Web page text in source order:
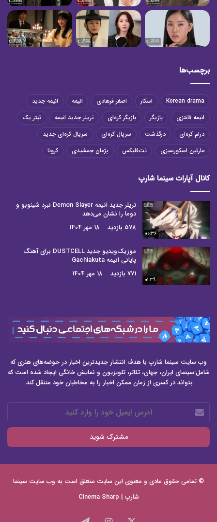
برچسب‌ها
Korean drama اسکار اصغر فرهادی انیمه
انیمه جدید
انیمه فانتزی
بازیگر بازیگر کره‌ای تریلر جدید انیمه
تیتر یک
درام کره‌ای
درگذشت سریال کره‌ای
سریال کره‌ای جدید
مارتین اسکورسیزی
نت‌فلیکس پژمان جمشیدی کرونا
کانال آپارات سینما شارپ
00:36
تریلر جدید انیمه Demon Slayer نبرد شینوبو و
دوما را نشان می‌دهد
578 بازدید
18 مهر 1404
01:39
موزیک‌ویدیو جدید DUSTCELL برای آهنگ
پایانی انیمه Gachiakuta
771 بازدید
18 مهر 1404
وب سایت سینما شارپ با هدف انتشار جدیدترین اخبار در حوضه‌های هنری که
شامل:سینمای ایران، جهان، تئاتر، تلویزیون و نمایش خانگی ایجاد شده است که
بتواند در کسری از زمان ممکن اخبار را به مخاطبان خود منتقل کند.
آدرس
ایمیل
خود
وارد
© تمامی حقوق مادی و معنوی این سایت متعلق است به وب سایت سینما
شارپ | Cinema Sharp